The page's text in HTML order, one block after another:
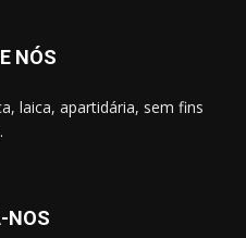
NÓS
laica, apartidária, sem fins
NOS